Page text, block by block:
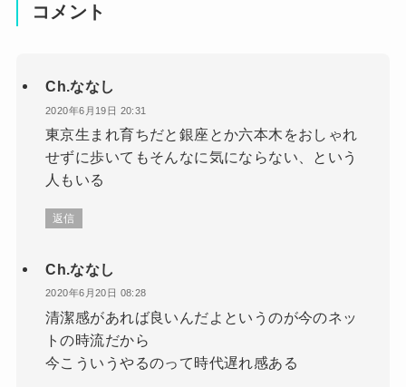
コメント
Ch.ななし
2020年6月19日 20:31
東京生まれ育ちだと銀座とか六本木をおしゃれ
せずに歩いてもそんなに気にならない、という
人もいる
返信
Ch.ななし
2020年6月20日 08:28
清潔感があれば良いんだよというのが今のネッ
トの時流だから
今こういうやるのって時代遅れ感ある